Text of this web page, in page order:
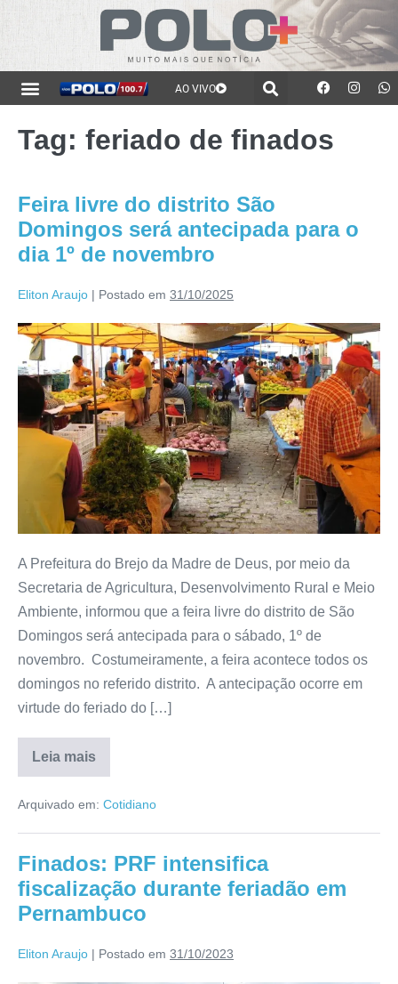
AO VIVO
Tag: feriado de finados
Feira livre do distrito São
Domingos será antecipada para o
dia 1º de novembro
Eliton Araujo | Postado em 31/10/2025
A Prefeitura do Brejo da Madre de Deus, por meio da
Secretaria de Agricultura, Desenvolvimento Rural e Meio
Ambiente, informou que a feira livre do distrito de São
Domingos será antecipada para o sábado, 1º de
novembro. Costumeiramente, a feira acontece todos os
domingos no referido distrito. A antecipação ocorre em
virtude do feriado do […]
Leia mais
Arquivado em: Cotidiano
Finados: PRF intensifica
fiscalização durante feriadão em
Pernambuco
Eliton Araujo | Postado em 31/10/2023